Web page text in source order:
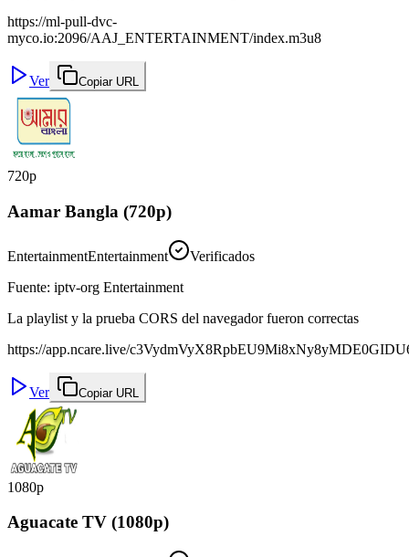
https://ml-pull-dvc-
myco.io:2096/AAJ_ENTERTAINMENT/index.m3u8
Ver Copiar URL
720p
Aamar Bangla (720p)
EntertainmentEntertainment
Verificados
Fuente: iptv-org Entertainment
La playlist y la prueba CORS del navegador fueron correctas
https://app.ncare.live/
Ver Copiar URL
1080p
Aguacate TV (1080p)